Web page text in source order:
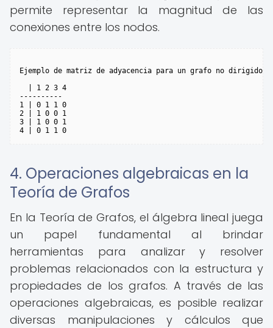
permite representar la magnitud de las
conexiones entre los nodos.
Ejemplo de matriz de adyacencia para un grafo no dirigido
  | 1 2 3 4
----------
1 | 0 1 1 0
2 | 1 0 0 1
3 | 1 0 0 1
4. Operaciones algebraicas en la
Teoría de Grafos
En la Teoría de Grafos, el álgebra lineal juega
un papel fundamental al brindar
herramientas para analizar y resolver
problemas relacionados con la estructura y
propiedades de los grafos. A través de las
operaciones algebraicas, es posible realizar
diversas manipulaciones y cálculos que